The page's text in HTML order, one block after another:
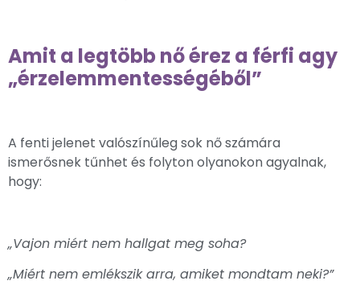
Amit a legtöbb nő érez a férfi agy
„érzelemmentességéből”
A fenti jelenet valószínűleg sok nő számára
ismerősnek tűnhet és folyton olyanokon agyalnak,
hogy:
„Vajon miért nem hallgat meg soha?
„Miért nem emlékszik arra, amiket mondtam neki?”